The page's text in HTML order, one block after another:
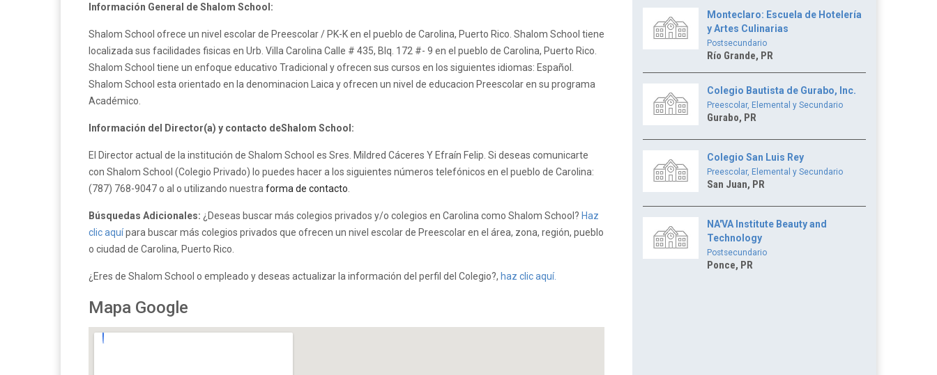
Información General de Shalom School:
Shalom School ofrece un nivel escolar de Preescolar / PK-K en el pueblo de Carolina, Puerto Rico. Shalom School tiene
localizada sus facilidades fisicas en Urb. Villa Carolina Calle # 435, Blq. 172 #- 9 en el pueblo de Carolina, Puerto Rico.
Shalom School tiene un enfoque educativo Tradicional y ofrecen sus cursos en los siguientes idiomas: Español.
Shalom School esta orientado en la denominacion Laica y ofrecen un nivel de educacion Preescolar en su programa
Académico.
Información del Director(a) y contacto deShalom School:
El Director actual de la institución de Shalom School es Sres. Mildred Cáceres Y Efraín Felip. Si deseas comunicarte
con Shalom School (Colegio Privado) lo puedes hacer a los siguientes números telefónicos en el pueblo de Carolina:
(787) 768-9047 o al o utilizando nuestra forma de contacto
Búsquedas Adicionales: ¿Deseas buscar más colegios privados y/o colegios en Carolina como Shalom School? Haz
clic aquípara buscar más colegios privados que ofrecen un nivel escolar de Preescolar en el área, zona, región, pueblo
o ciudad de Carolina, Puerto Rico.
¿Eres de Shalom School o empleado y deseas actualizar la información del perfil del Colegio?, haz clic aquí.
Mapa Google
Monteclaro: Escuela de Hotelería
y Artes Culinarias
Postsecundario
Río Grande, PR
Colegio Bautista de Gurabo, Inc.
Preescolar, Elemental y Secundario
Gurabo, PR
Colegio San Luis Rey
Preescolar, Elemental y Secundario
San Juan, PR
NA'VA Institute Beauty and
Technology
Postsecundario
Ponce, PR